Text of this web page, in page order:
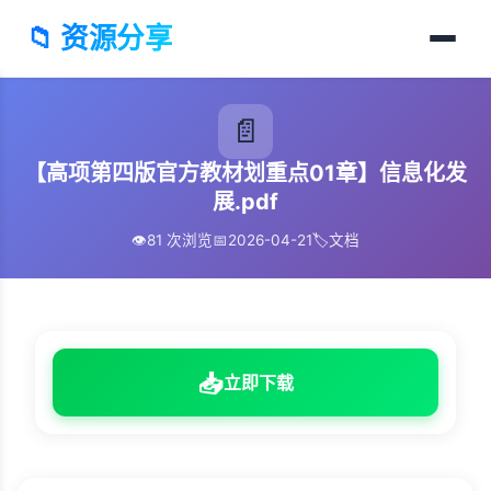
📁 资源分享
📄
【高项第四版官方教材划重点01章】信息化发
展.pdf
👁️81 次浏览📅2026-04-21🏷️文档
📥立即下载